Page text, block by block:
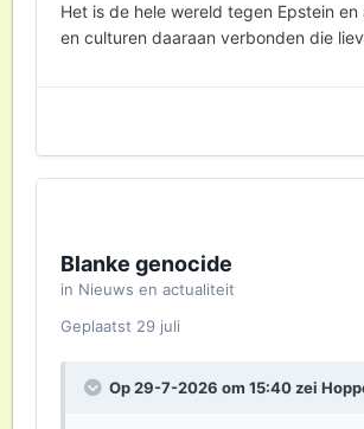
Het is de hele wereld tegen Epstein en
en culturen daaraan verbonden die
Blanke genocide
in Nieuws en actualiteit
Geplaatst 29 juli
Op 29-7-2026 om 15:40 zei